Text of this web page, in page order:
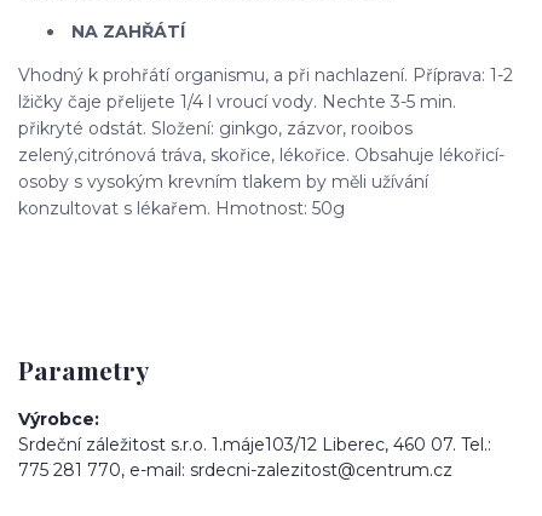
NA ZAHŘÁTÍ
Vhodný k prohřátí organismu, a při nachlazení. Příprava: 1-2
lžičky čaje přelijete 1/4 l vroucí vody. Nechte 3-5 min.
přikryté odstát. Složení: ginkgo, zázvor, rooibos
zelený,citrónová tráva, skořice, lékořice. Obsahuje lékořicí-
osoby s vysokým krevním tlakem by měli užívání
konzultovat s lékařem. Hmotnost: 50g
Parametry
Výrobce
Srdeční záležitost s.r.o. 1.máje103/12 Liberec, 460 07. Tel.:
775 281 770, e-mail: srdecni-zalezitost@centrum.cz